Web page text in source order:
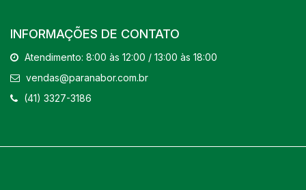
INFORMAÇÕES DE CONTATO
Atendimento: 8:00 às 12:00 / 13:00 às 18:00
vendas@paranabor.com.br
(41) 3327-3186